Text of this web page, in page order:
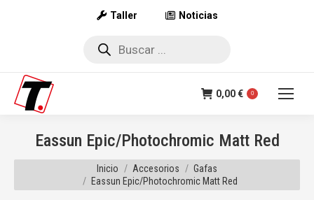
Taller Noticias
Búsqueda
0,00€ 0
Eassun Epic/Photochromic Matt Red
Estás aquí:
Inicio Accesorios
Gafas
Eassun Epic/Photochromic Matt Red